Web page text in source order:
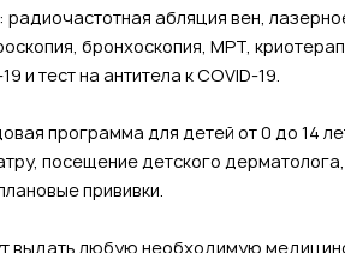
радиочастотная абляция вен,
бронхоскопия, МРТ,
и тест на антитела к COVID-19.
программа для детей от 0 до 14
посещение детского
прививки.
выдать любую необходимую